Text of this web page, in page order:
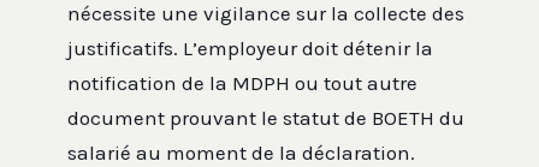
nécessite une vigilance sur la collecte des
justificatifs. L’employeur doit détenir la
notification de la MDPH ou tout autre
document prouvant le statut de BOETH du
salarié au moment de la déclaration.